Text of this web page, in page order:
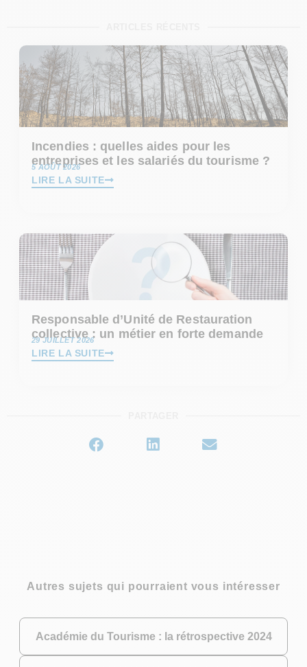
Incendies : quelles aides pour les
entreprises et les salariés du tourisme ?
5 AOÛT 2026
LIRE LA SUITE
Responsable d’Unité de Restauration
collective : un métier en forte demande
29 JUILLET 2026
LIRE LA SUITE
Autres sujets qui pourraient vous intéresser
Académie du Tourisme : la rétrospective 2024